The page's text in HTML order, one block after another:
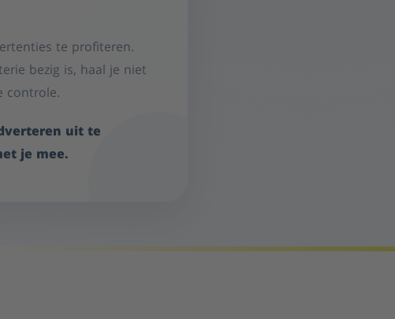
te profiteren.
bezig is, haal je niet
controle.
uit te
je mee.